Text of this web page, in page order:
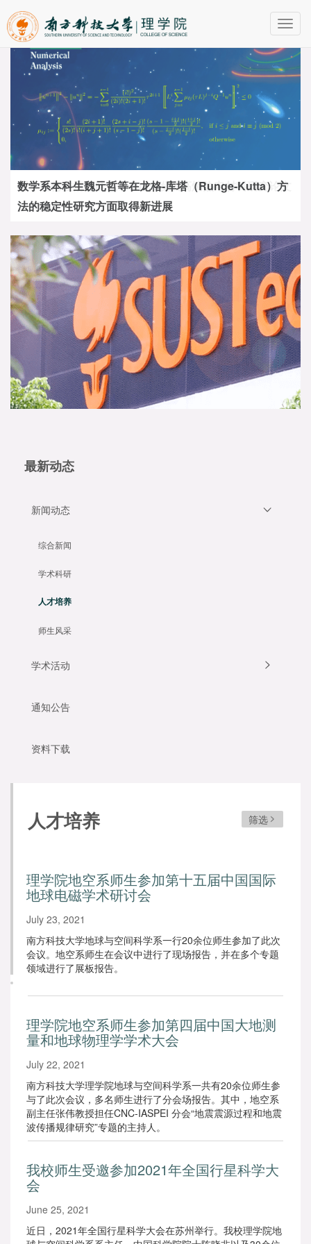
数学系本科生魏元哲等在龙格-库塔（Runge-Kutta）方
法的稳定性研究方面取得新进展
最新动态
新闻动态
综合新闻
学术科研
人才培养
师生风采
学术活动
通知公告
资料下载
人才培养 筛选
理学院地空系师生参加第十五届中国国际
地球电磁学术研讨会
July 23, 2021
南方科技大学地球与空间科学系一行20余位师生参加了此次
会议。地空系师生在会议中进行了现场报告，并在多个专题
领域进行了展板报告。
理学院地空系师生参加第四届中国大地测
量和地球物理学学术大会
July 22, 2021
南方科技大学理学院地球与空间科学系一共有20余位师生参
与了此次会议，多名师生进行了分会场报告。其中，地空系
副主任张伟教授担任CNC-IASPEI 分会“地震震源过程和地震
波传播规律研究”专题的主持人。
我校师生受邀参加2021年全国行星科学大
会
June 25, 2021
近日，2021年全国行星科学大会在苏州举行。我校理学院地